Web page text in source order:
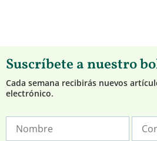
Suscríbete a nuestro
Cada semana recibirás nuevos
electrónico.